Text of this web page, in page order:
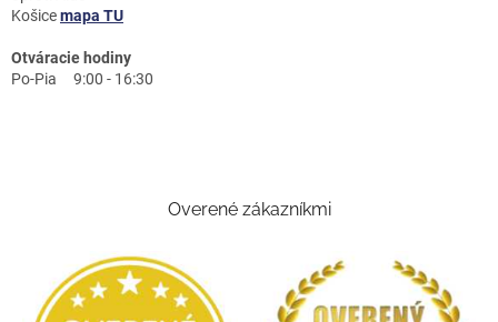
Košicemapa TU
Otváracie hodiny
Po-Pia 9:00 - 16:30
Overené zákazníkmi